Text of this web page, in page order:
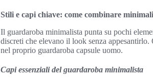
Stili e capi chiave: come combinare
Il guardaroba minimalista punta su pochi
discreti che elevano il look senza
nel proprio guardaroba capsule uomo.
Capi essenziali del guardaroba minimalista